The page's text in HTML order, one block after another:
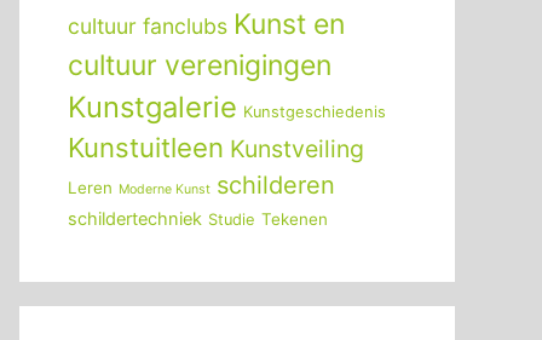
cultuur fanclubs Kunst en
cultuur verenigingen
Kunstgalerie Kunstgeschiedenis
Kunstuitleen Kunstveiling
Leren Moderne Kunst schilderen
schildertechniek Studie Tekenen